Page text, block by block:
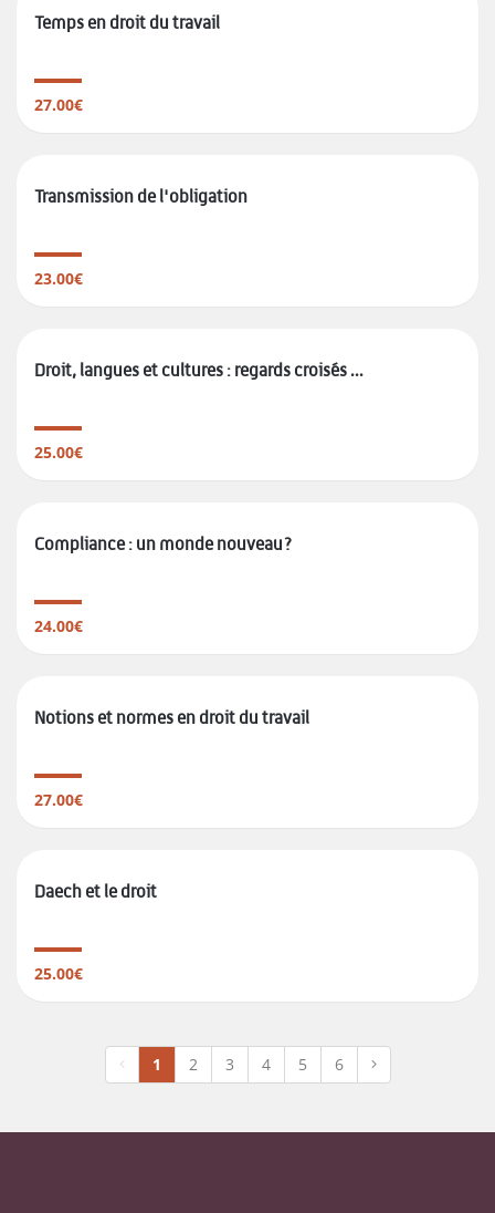
Temps en droit du travail
27.00€
Transmission de l'obligation
23.00€
Droit, langues et cultures : regards croisés ...
25.00€
Compliance : un monde nouveau?
24.00€
Notions et normes en droit du travail
27.00€
Daech et le droit
25.00€
1 2 3 4 5 6